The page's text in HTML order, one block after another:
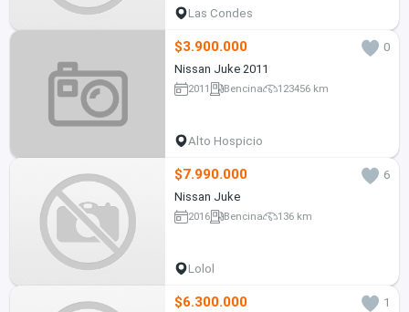
Las Condes
$3.900.000
0
Nissan Juke 2011
2011 Bencina 123456 km
Alto Hospicio
$7.990.000
6
Nissan Juke
2016 Bencina 136 km
Lolol
$6.300.000
1